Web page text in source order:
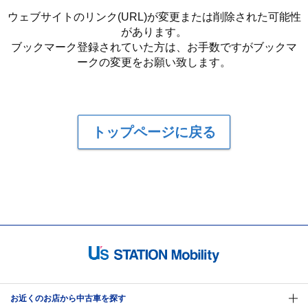
ウェブサイトのリンク(URL)が変更または削除された可能性
があります。
ブックマーク登録されていた方は、お手数ですがブックマ
ークの変更をお願い致します。
トップページに戻る
お近くのお店から中古車を探す